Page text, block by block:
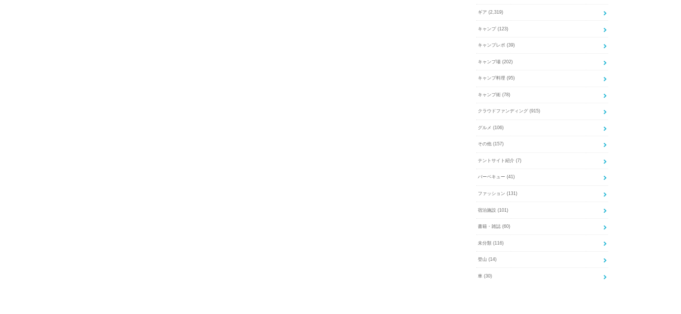
ギア (2,319)
キャンプ (123)
キャンプレポ (39)
キャンプ場 (202)
キャンプ料理 (95)
キャンプ術 (78)
クラウドファンディング (915)
グルメ (106)
その他 (157)
テントサイト紹介 (7)
バーベキュー (41)
ファッション (131)
宿泊施設 (101)
書籍・雑誌 (60)
未分類 (116)
登山 (14)
車 (30)